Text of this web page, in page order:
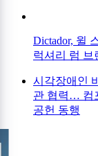
Dictador, 윌
럭셔리 럼 브
시각장애인
관 협력… 컴
공헌 동행